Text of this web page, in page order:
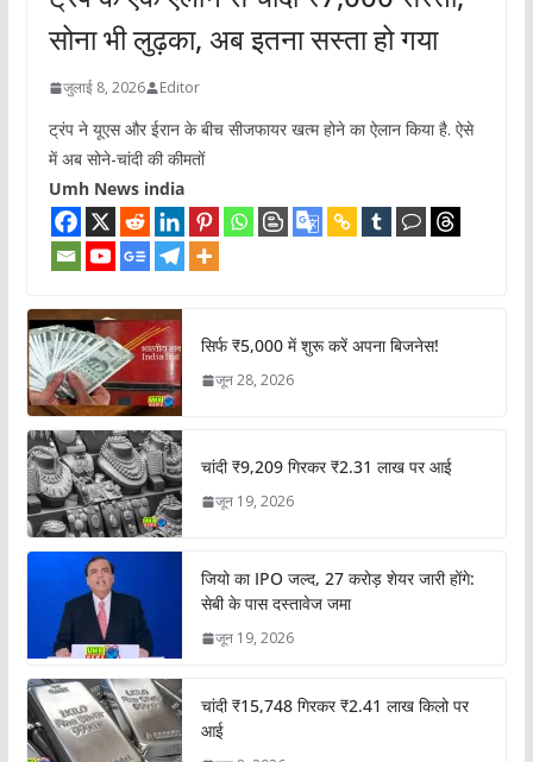
सोना भी लुढ़का, अब इतना सस्ता हो गया
जुलाई 8, 2026 Editor
ट्रंप ने यूएस और ईरान के बीच सीजफायर खत्म होने का ऐलान किया है. ऐसे
में अब सोने-चांदी की कीमतों
Umh News india
सिर्फ ₹5,000 में शुरू करें अपना बिजनेस!
जून 28, 2026
चांदी ₹9,209 गिरकर ₹2.31 लाख पर आई
जून 19, 2026
जियो का IPO जल्द, 27 करोड़ शेयर जारी होंगे:
सेबी के पास दस्तावेज जमा
जून 19, 2026
चांदी ₹15,748 गिरकर ₹2.41 लाख किलो पर
आई